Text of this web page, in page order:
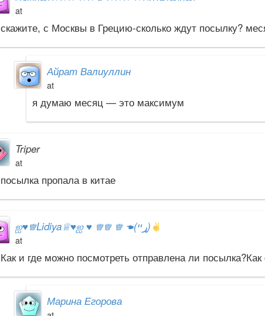
at
скажите, с Москвы в Грецию-сколько ждут посылку?
Айрат Валиуллин
at
я думаю месяц — это максимум
Triper
at
посылка пропала в китае
ஐ♥♕Lidiya♕♥ஐ ♥ ♕♕ ♕ ☚(ړײ)
at
Как и где можно посмотреть отправлена ли
Марина Егорова